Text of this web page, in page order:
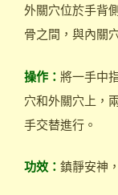
外關穴位於手背
骨之間，與內關
操作： 將一手中
穴和外關穴上，
手交替進行。
功效： 鎮靜安神